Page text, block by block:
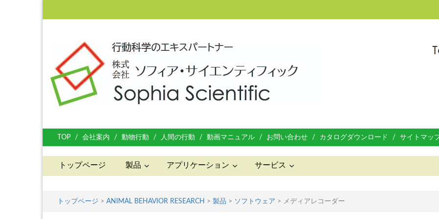
TOP 会社案内 動物行動 人間の行動 動画マニュアル お問い合わせ カタログダウンロード サイトマッ
トップページ 製品 アプリケーション サービス
トップページ > ANIMAL BEHAVIOR RESEARCH > 製品 > ソフトウェア > メディアレコーダー